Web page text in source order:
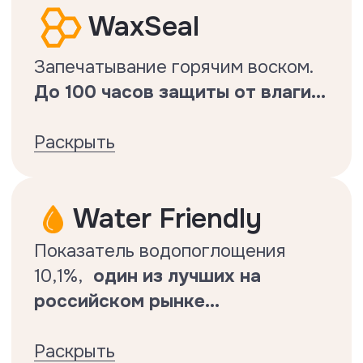
Раскрыть
TrueMatch
Глубокое тиснение в регистр
дерева.
SGS certified
Все технологии бренда
подтверждены лабораторно.
водостойкость